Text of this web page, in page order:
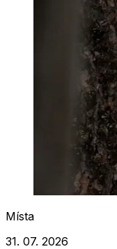
Místa
31. 07. 2026